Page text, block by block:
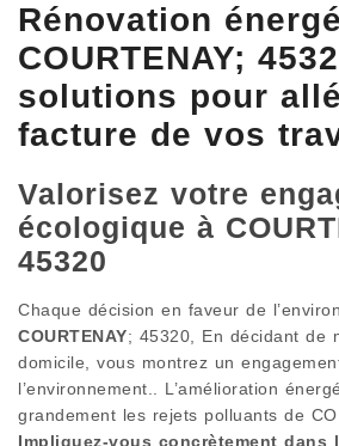
Rénovation
COURTENAY;
solutions pour
facture de vos
Valorisez votre
écologique à
45320
Chaque décision en faveur de
COURTENAY; 45320, En décidant de
domicile, vous montrez un
l’environnement.. L’amélioration
grandement les rejets polluants de
Impliquez-vous concrètement dans